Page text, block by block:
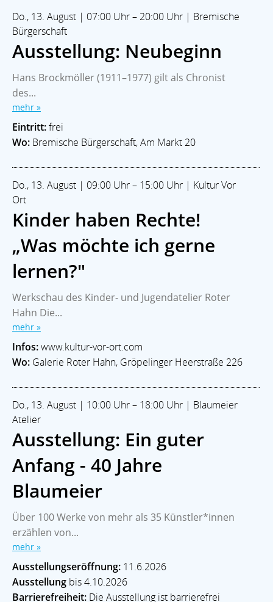
Do., 13. August | 07:00 Uhr – 20:00 Uhr | Bremische
Bürgerschaft
Ausstellung: Neubeginn
Hans Brockmöller (1911–1977) gilt als Chronist
des...
mehr »
Eintritt:frei
Wo: Bremische Bürgerschaft, Am Markt 20
Do., 13. August | 09:00 Uhr – 15:00 Uhr | Kultur Vor
Ort
Kinder haben Rechte!
„Was möchte ich gerne
lernen?"
Werkschau des Kinder- und Jugendatelier Roter
Hahn Die...
mehr »
Infos:www.kultur-vor-ort.com
Wo: Galerie Roter Hahn, Gröpelinger Heerstraße 226
Do., 13. August | 10:00 Uhr – 18:00 Uhr | Blaumeier
Atelier
Ausstellung: Ein guter
Anfang - 40 Jahre
Blaumeier
Über 100 Werke von mehr als 35 Künstler*innen
erzählen von...
mehr »
Ausstellungseröffnung: 11.6.2026
Ausstellung bis 4.10.2026
Barrierefreiheit: Die Ausstellung ist barrierefrei
Home Branchen Kommunalpolitik
Impressum
Datenschutz
Veranstaltungen
Ortsamt West
Im Notfall
ECHT WALLE Magazin
LEBEN & SOZIALES
Bildung
Kitas Leben im Alter Soziale Hilfen
Glaube
Sport & Freizeit
KULTUR
Theater & Bühne
Kunst & Galerien Musik
Museum
Soziokulturell
Walle-Aktuell - Ein Projekt der:
Blaukontor für Gestaltung GmbH
Besuchen Sie auch das
Stadtteilmagazin »ECHT WALLE«
2026 |www.walle-aktuell.de